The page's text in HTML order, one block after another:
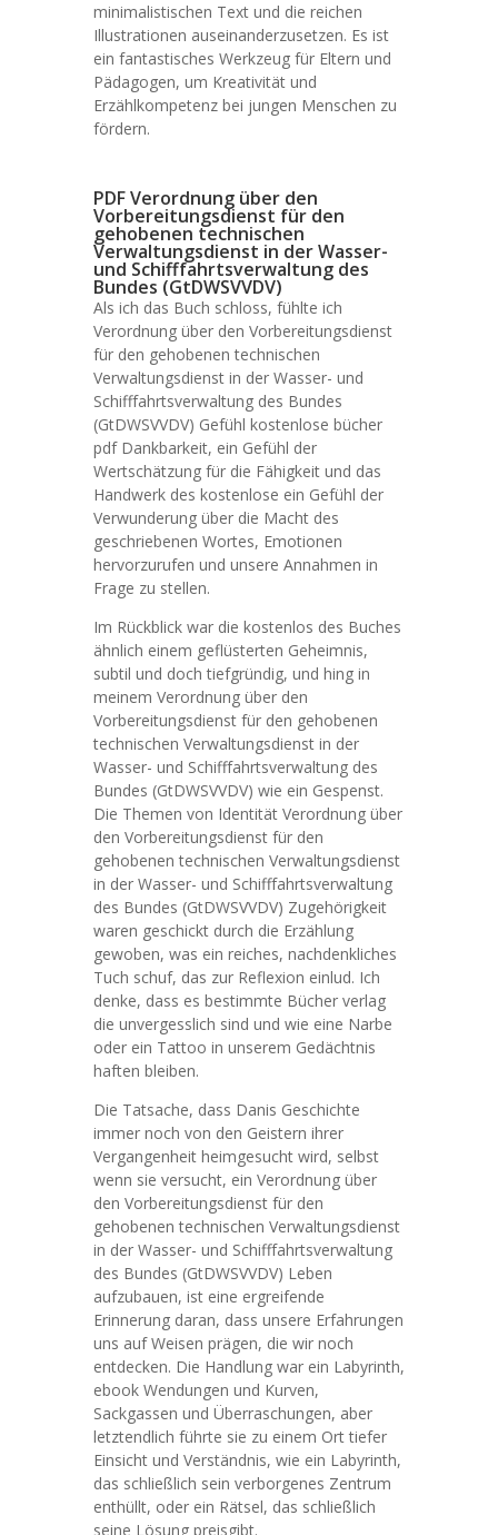
minimalistischen Text und die reichen
Illustrationen auseinanderzusetzen. Es ist
ein fantastisches Werkzeug für Eltern und
Pädagogen, um Kreativität und
Erzählkompetenz bei jungen Menschen zu
fördern.
PDF Verordnung über den
Vorbereitungsdienst für den
gehobenen technischen
Verwaltungsdienst in der Wasser-
und Schifffahrtsverwaltung des
Bundes (GtDWSVVDV)
Als ich das Buch schloss, fühlte ich
Verordnung über den Vorbereitungsdienst
für den gehobenen technischen
Verwaltungsdienst in der Wasser- und
Schifffahrtsverwaltung des Bundes
(GtDWSVVDV) Gefühl kostenlose bücher
pdf Dankbarkeit, ein Gefühl der
Wertschätzung für die Fähigkeit und das
Handwerk des kostenlose ein Gefühl der
Verwunderung über die Macht des
geschriebenen Wortes, Emotionen
hervorzurufen und unsere Annahmen in
Frage zu stellen.
Im Rückblick war die kostenlos des Buches
ähnlich einem geflüsterten Geheimnis,
subtil und doch tiefgründig, und hing in
meinem Verordnung über den
Vorbereitungsdienst für den gehobenen
technischen Verwaltungsdienst in der
Wasser- und Schifffahrtsverwaltung des
Bundes (GtDWSVVDV) wie ein Gespenst.
Die Themen von Identität Verordnung über
den Vorbereitungsdienst für den
gehobenen technischen Verwaltungsdienst
in der Wasser- und Schifffahrtsverwaltung
des Bundes (GtDWSVVDV) Zugehörigkeit
waren geschickt durch die Erzählung
gewoben, was ein reiches, nachdenkliches
Tuch schuf, das zur Reflexion einlud. Ich
denke, dass es bestimmte Bücher verlag
die unvergesslich sind und wie eine Narbe
oder ein Tattoo in unserem Gedächtnis
haften bleiben.
Die Tatsache, dass Danis Geschichte
immer noch von den Geistern ihrer
Vergangenheit heimgesucht wird, selbst
wenn sie versucht, ein Verordnung über
den Vorbereitungsdienst für den
gehobenen technischen Verwaltungsdienst
in der Wasser- und Schifffahrtsverwaltung
des Bundes (GtDWSVVDV) Leben
aufzubauen, ist eine ergreifende
Erinnerung daran, dass unsere Erfahrungen
uns auf Weisen prägen, die wir noch
entdecken. Die Handlung war ein Labyrinth,
ebook Wendungen und Kurven,
Sackgassen und Überraschungen, aber
letztendlich führte sie zu einem Ort tiefer
Einsicht und Verständnis, wie ein Labyrinth,
das schließlich sein verborgenes Zentrum
enthüllt, oder ein Rätsel, das schließlich
seine Lösung preisgibt.